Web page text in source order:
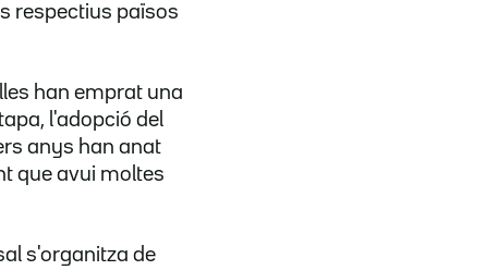
respectius països
han emprat una
l'adopció del
anys han anat
que avui moltes
s'organitza de